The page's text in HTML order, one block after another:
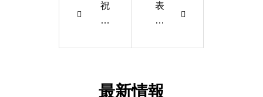
祝
！
続
周
表
彰
れ
た
最新情報